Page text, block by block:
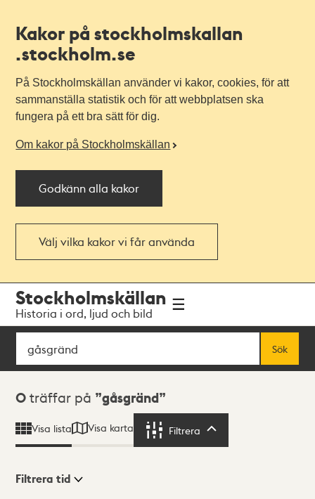
Kakor på stockholmskallan
.stockholm.se
På Stockholmskällan använder vi kakor, cookies, för att
sammanställa statistik och för att webbplatsen ska
fungera på ett bra sätt för dig.
Om kakor på Stockholmskällan
Godkänn alla kakor
Välj vilka kakor vi får använda
navigationen
huvudinnehållet
Stockholmskällan
Historia i ord, ljud och bild
Sök
Sök
Sökresultat
0 träffar på gåsgränd
Visa lista Visa karta Filtrera
Filtrera tid